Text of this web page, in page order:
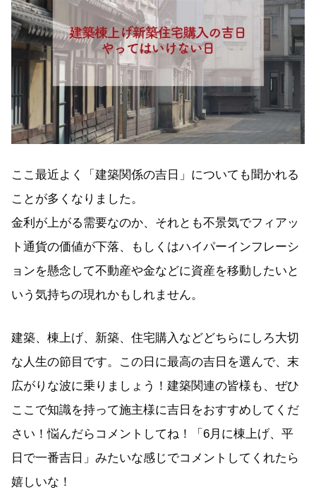
ここ最近よく「建築関係の吉日」についても聞かれる
ことが多くなりました。
金利が上がる需要なのか、それとも不景気でフィアッ
ト通貨の価値が下落、もしくはハイパーインフレーシ
ョンを懸念して不動産や金などに資産を移動したいと
いう気持ちの現れかもしれません。
建築、棟上げ、新築、住宅購入などどちらにしろ大切
な人生の節目です。この日に最高の吉日を選んで、末
広がりな波に乗りましょう！建築関連の皆様も、ぜひ
ここで知識を持って施主様に吉日をおすすめしてくだ
さい！悩んだらコメントしてね！「6月に棟上げ、平
日で一番吉日」みたいな感じでコメントしてくれたら
嬉しいな！